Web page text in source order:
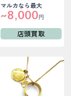
マルカなら最大
~8,000円
店頭買取